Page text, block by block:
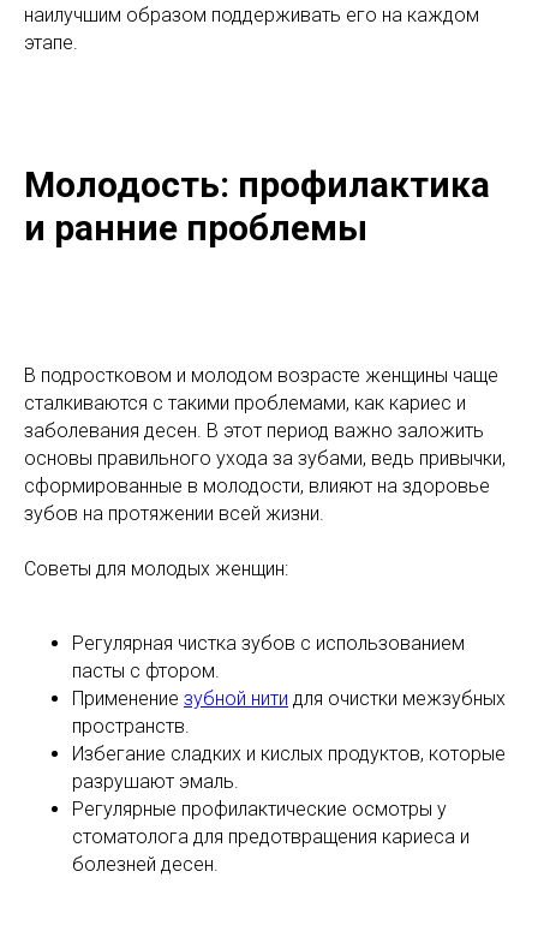
наилучшим образом поддерживать его на каждом
этапе.
Молодость: профилактика
и ранние проблемы
В подростковом и молодом возрасте женщины чаще
сталкиваются с такими проблемами, как кариес и
заболевания десен. В этот период важно заложить
основы правильного ухода за зубами, ведь привычки,
сформированные в молодости, влияют на здоровье
зубов на протяжении всей жизни.
Советы для молодых женщин:
Регулярная чистка зубов с использованием
пасты с фтором.
Применение зубной нити для очистки межзубных
пространств.
Избегание сладких и кислых продуктов, которые
разрушают эмаль.
Регулярные профилактические осмотры у
стоматолога для предотвращения кариеса и
болезней десен.